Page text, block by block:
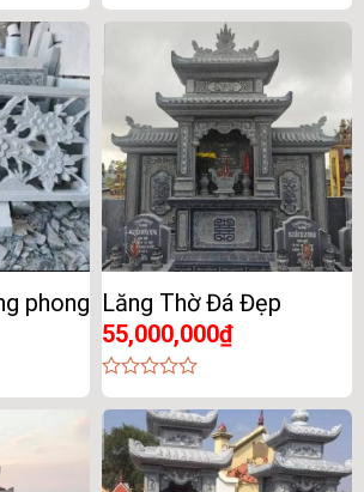
0
out
phong Lăng Thờ Đá Đẹp
55,000,000₫
0
out
of